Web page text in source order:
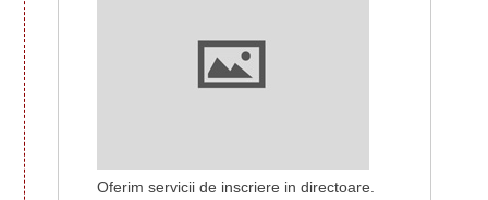
Experiente
neplacute
Oferim servicii de inscriere in directoare.